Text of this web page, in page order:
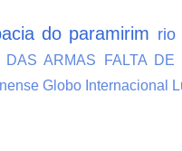
do paramirim rio
DAS ARMAS
FALTA DE
Globo Internacional